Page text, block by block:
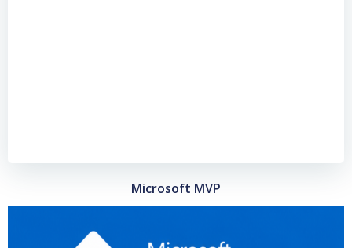
Microsoft MVP